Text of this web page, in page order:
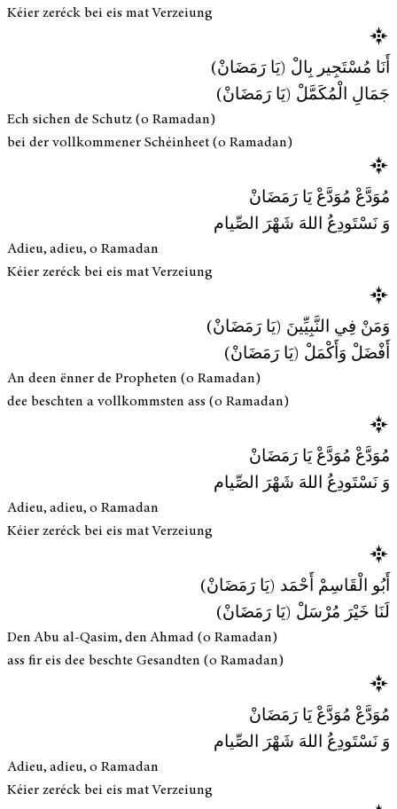
Kéier zeréck bei eis mat Verzeiung
أَنَا مُسْتَجِير بِالْ (يَا رَمَضَانْ)
جَمَالِ الْمُكَمَّلْ (يَا رَمَضَانْ)
Ech sichen de Schutz (o Ramadan)
bei der vollkommener Schéinheet (o Ramadan)
مُوَدَّعْ مُوَدَّعْ يَا رَمَضَانْ
وَ نَسْتَودِعُ اللهَ شَهْرَ الصِّيام
Adieu, adieu, o Ramadan
Kéier zeréck bei eis mat Verzeiung
وَمَنْ فِي النَّبِيِّينَ (يَا رَمَضَانْ)
أَفْضَلْ وَأَكْمَلْ (يَا رَمَضَانْ)
An deen ënner de Propheten (o Ramadan)
dee beschten a vollkommsten ass (o Ramadan)
مُوَدَّعْ مُوَدَّعْ يَا رَمَضَانْ
وَ نَسْتَودِعُ اللهَ شَهْرَ الصِّيام
Adieu, adieu, o Ramadan
Kéier zeréck bei eis mat Verzeiung
أَبُو الْقَاسِمْ أَحْمَد (يَا رَمَضَانْ)
لَنَا خَيْرَ مُرْسَلْ (يَا رَمَضَانْ)
Den Abu al-Qasim, den Ahmad (o Ramadan)
ass fir eis dee beschte Gesandten (o Ramadan)
مُوَدَّعْ مُوَدَّعْ يَا رَمَضَانْ
وَ نَسْتَودِعُ اللهَ شَهْرَ الصِّيام
Adieu, adieu, o Ramadan
Kéier zeréck bei eis mat Verzeiung